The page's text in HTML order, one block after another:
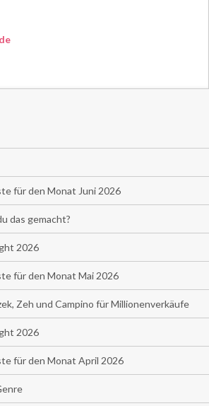
für den Monat Juni 2026
das gemacht?
2026
für den Monat Mai 2026
Zeh und Campino für Millionenverkäufe
2026
für den Monat April 2026